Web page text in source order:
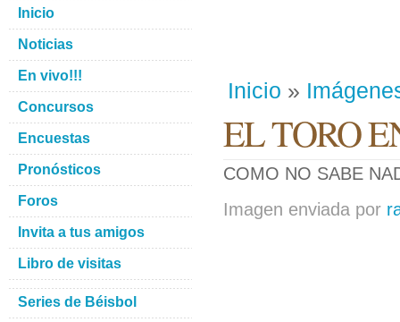
Inicio »
EL TORO
COMO NO SABE
Imagen enviada por
Inicio
Noticias
En vivo!!!
Concursos
Encuestas
Pronósticos
Foros
Invita a tus amigos
Libro de visitas
Series de Béisbol